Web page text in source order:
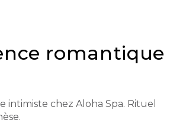
romantique
intimiste chez Aloha Spa. Rituel